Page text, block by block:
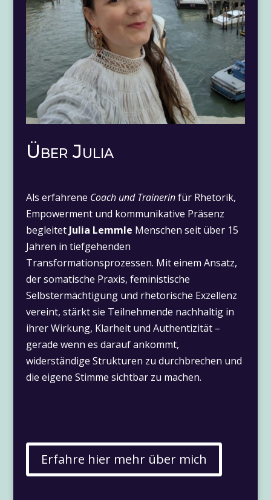
Über Julia
Als erfahrene Coach und Trainerinfür Rhetorik,
Empowerment und kommunikative Präsenz
begleitet Julia Lemmle Menschen seit über 15
Jahren in tiefgehenden
Transformationsprozessen. Mit einem Ansatz,
der somatische Praxis, feministische
Selbstermächtigung und rhetorische Exzellenz
vereint, stärkt sie Teilnehmende nachhaltig in
ihrer Wirkung, Klarheit und Authentizität –
gerade wenn es darauf ankommt,
widerständige Strukturen zu durchbrechen und
die eigene Stimme sichtbar zu machen.
Erfahre hier mehr über mich